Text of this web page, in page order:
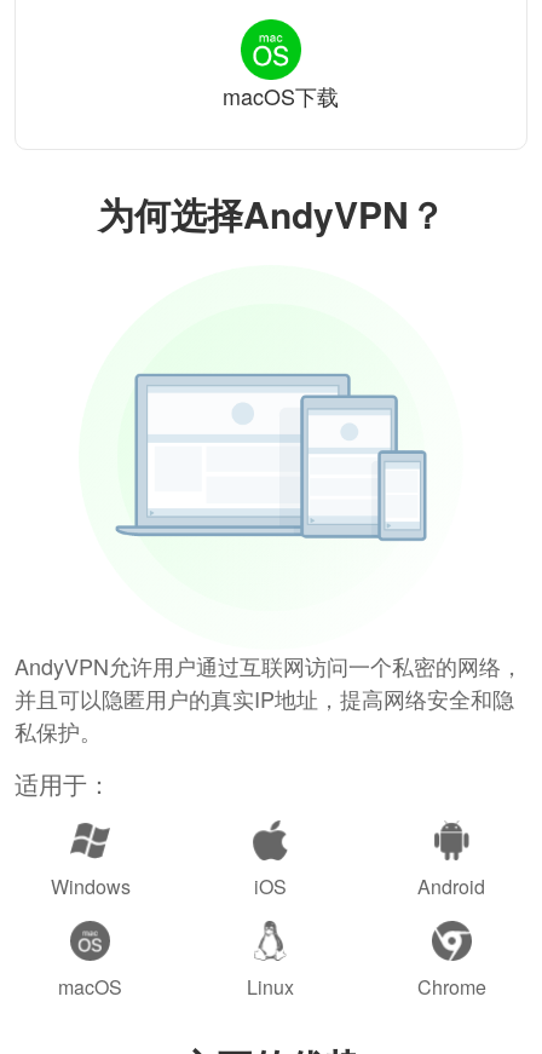
为何选择AndyVPN？
AndyVPN允许用户通过互联网访问一个私密的网络，
并且可以隐匿用户的真实IP地址，提高网络安全和隐
私保护。
适用于：
Windows iOS Android
macOS Linux Chrome
macOS下载